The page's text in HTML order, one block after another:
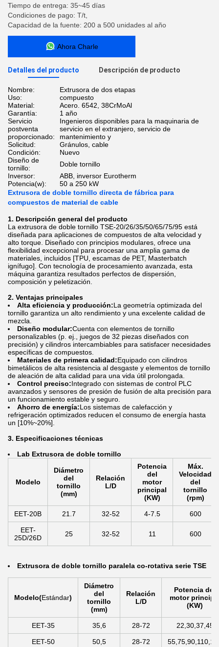
Tiempo de entrega: 35~45 días
Condiciones de pago: T/t,
Capacidad de la fuente: 200 a 500 unidades al año
Ahora Charle
Detalles del producto Descripción de producto
Nombre:
Extrusora de dos etapas
Uso:
compuesto
Material:
Acero. 6542, 38CrMoAl
Garantía:
1 año
Servicio
postventa
proporcionado:
Ingenieros disponibles para la maquinaria de
servicio en el extranjero, servicio de
mantenimiento y
Solicitud:
Gránulos, cable
Condición:
Nuevo
Diseño de
tornillo:
Doble tornillo
Inversor:
ABB, inversor Eurotherm
Potencia(w):
50 a 250 kW
Extrusora de doble tornillo directa de fábrica para
compuestos de material de cable
1. Descripción general del producto
La extrusora de doble tornillo TSE-20/26/35/50/65/75/95 está
diseñada para aplicaciones de compuestos de alta velocidad y
alto torque. Diseñado con principios modulares, ofrece una
flexibilidad excepcional para procesar una amplia gama de
materiales, incluidos [TPU, escamas de PET, Masterbatch
ignífugo]. Con tecnología de procesamiento avanzada, esta
máquina garantiza resultados perfectos de dispersión,
composición y peletización.
2. Ventajas principales
Alta eficiencia y producción:La geometría optimizada del
tornillo garantiza un alto rendimiento y una excelente calidad de
mezcla.
Diseño modular:Cuenta con elementos de tornillo
personalizables (p. ej., juegos de 32 piezas diseñados con
precisión) y cilindros intercambiables para satisfacer necesidades
específicas de compuestos.
Materiales de primera calidad:Equipado con cilindros
bimetálicos de alta resistencia al desgaste y elementos de tornillo
de aleación de alta calidad para una vida útil prolongada.
Control preciso:Integrado con sistemas de control PLC
avanzados y sensores de presión de fusión de alta precisión para
un funcionamiento estable y seguro.
Ahorro de energía:Los sistemas de calefacción y
refrigeración optimizados reducen el consumo de energía hasta
un [10%~20%].
3. Especificaciones técnicas
Lab Extrusora de doble tornillo
Modelo
Diámetro
del
tornillo
(mm)
Relación
L/D
Potencia
del
motor
principal
(KW)
Máx.
Velocidad
del
tornillo
(rpm)
EET-20B 21.7 32-52 4-7.5 600
EET-
25D/26D
25 32-52 11 600
Extrusora de doble tornillo paralela co-rotativa serie TSE
Modelo(Estándar)
Diámetro
del
tornillo
(mm)
Relación
L/D
Potencia del
motor
(KW)
EET-35 35,6 28-72 22,30,37,45
EET-50 50,5 28-72